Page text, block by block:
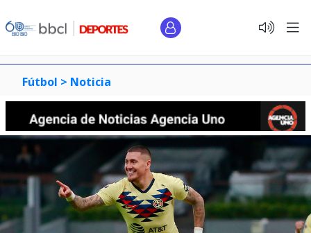
Fútbol > Noticia